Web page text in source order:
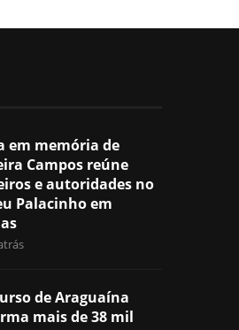
em memória de
Campos reúne
e autoridades no
Palacinho em
de Araguaína
mais de 38 mil